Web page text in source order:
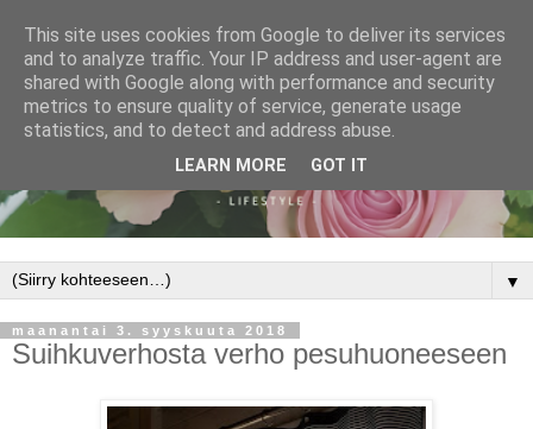
▼
maanantai 3. syyskuuta 2018
Suihkuverhosta verho pesuhuoneeseen
This site uses cookies from Google to deliver its services
and to analyze traffic. Your IP address and user-agent are
shared with Google along with performance and security
metrics to ensure quality of service, generate usage
statistics, and to detect and address abuse.
LEARN MORE GOT IT